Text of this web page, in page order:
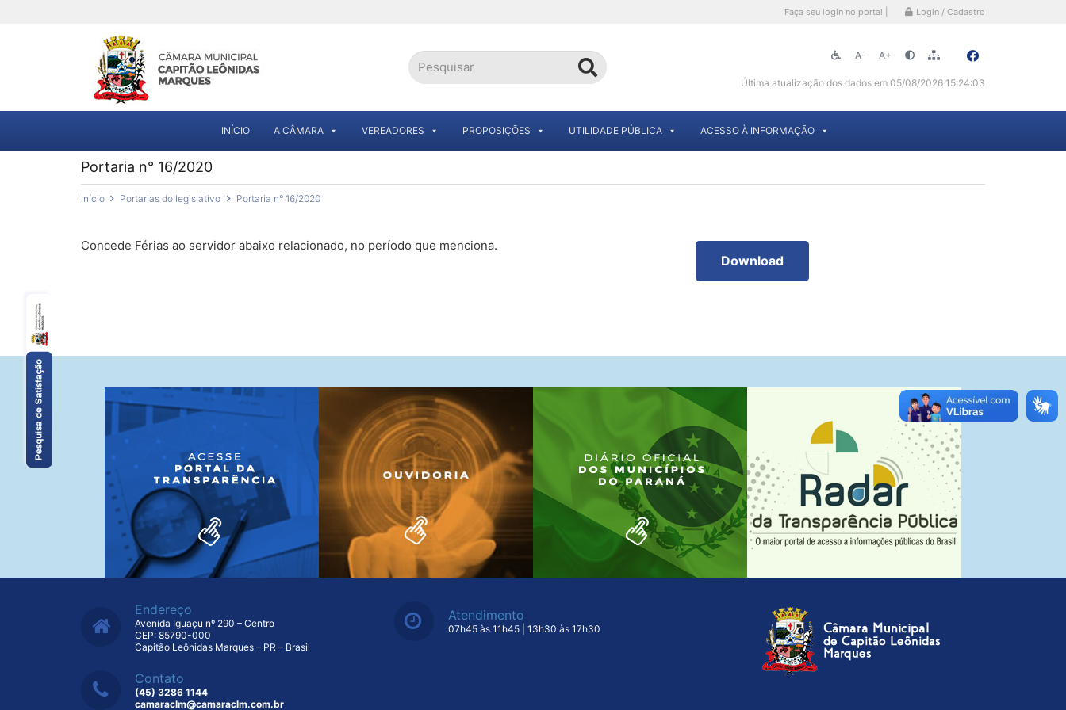
Faça seu login no portal | Login / Cadastro
A- A+
Última atualização dos dados em 05/08/2026 15:24:03
INÍCIO A CÂMARA VEREADORES PROPOSIÇÕES UTILIDADE PÚBLICA ACESSO À INFORMAÇÃO
Portaria n° 16/2020
Início Portarias do legislativo Portaria n° 16/2020
Concede Férias ao servidor abaixo relacionado, no período que menciona.
Download
Endereço
Avenida Iguaçu nº 290 – Centro
CEP: 85790-000
Capitão Leônidas Marques – PR – Brasil
Contato
(45) 3286 1144
camaraclm@camaraclm.com.br
Atendimento
07h45 às 11h45 | 13h30 às 17h30